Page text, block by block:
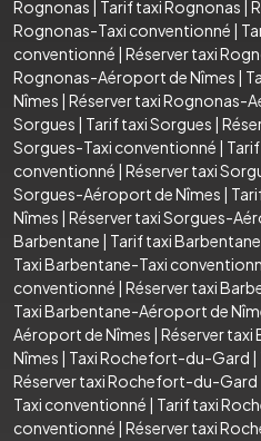
Rognonas | Tarif taxi Rognonas |
Rognonas-Taxi conventionné |
conventionné | Réserver taxi
Rognonas-Aéroport de Nîmes |
Nîmes | Réserver taxi Rognonas-
Sorgues | Tarif taxi Sorgues |
Sorgues-Taxi conventionné |
conventionné | Réserver taxi
Sorgues-Aéroport de Nîmes |
Nîmes | Réserver taxi Sorgues-
Barbentane | Tarif taxi Barbentane
Taxi Barbentane-Taxi
conventionné | Réserver taxi
Taxi Barbentane-Aéroport de
Aéroport de Nîmes | Réserver
Nîmes | Taxi Rochefort-du-Gard |
Réserver taxi Rochefort-du-Gard
Taxi conventionné | Tarif taxi
conventionné | Réserver taxi